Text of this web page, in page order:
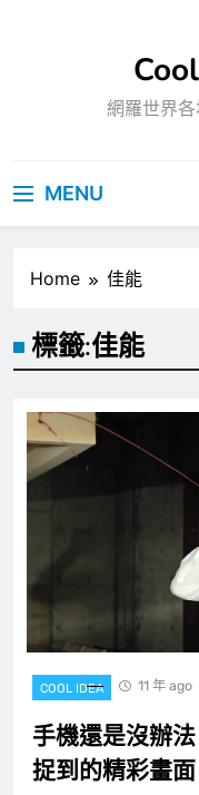
網羅世界
MENU
Home 佳能
標籤:佳能
COOL IDEA 11 年 ago
手機還是沒辦
捉到的精彩畫面